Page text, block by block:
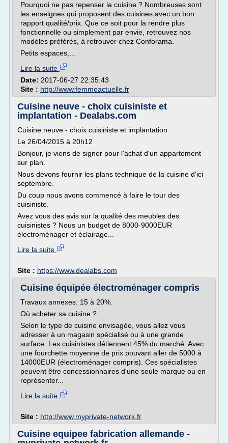
Pourquoi ne pas repenser la cuisine ? Nombreuses sont
les enseignes qui proposent des cuisines avec un bon
rapport qualité/prix. Que ce soit pour la rendre plus
fonctionnelle ou simplement par envie, retrouvez nos
modèles préférés, à retrouver chez Conforama.
Petits espaces,...
Lire la suite
Date: 2017-06-27 22:35:43
Site : http://www.femmeactuelle.fr
Cuisine neuve - choix cuisiniste et
implantation - Dealabs.com
Cuisine neuve - choix cuisiniste et implantation
Le 26/04/2015 à 20h12
Bonjour, je viens de signer pour l'achat d'un appartement
sur plan.
Nous devons fournir les plans technique de la cuisine d'ici
septembre.
Du coup nous avons commencé à faire le tour des
cuisiniste.
Avez vous des avis sur la qualité des meubles des
cuisinistes ? Nous un budget de 8000-9000EUR
électroménager et éclairage...
Lire la suite
Site : https://www.dealabs.com
Cuisine équipée électroménager compris
Travaux annexes: 15 à 20%.
Où acheter sa cuisine ?
Selon le type de cuisine envisagée, vous allez vous
adresser à un magasin spécialisé ou à une grande
surface. Les cuisinistes détiennent 45% du marché. Avec
une fourchette moyenne de prix pouvant aller de 5000 à
14000EUR (électroménager compris). Ces spécialistes
peuvent être concessionnaires d'une seule marque ou en
représenter...
Lire la suite
Site : http://www.myprivate-network.fr
Cuisine equipee fabrication allemande -